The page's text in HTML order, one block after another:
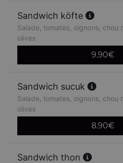
Sandwich köfte
Salade, tomates, oignons, chou
olives
9.90€
Sandwich sucuk
Salade, tomates, oignons, chou
olives
8.90€
Sandwich thon